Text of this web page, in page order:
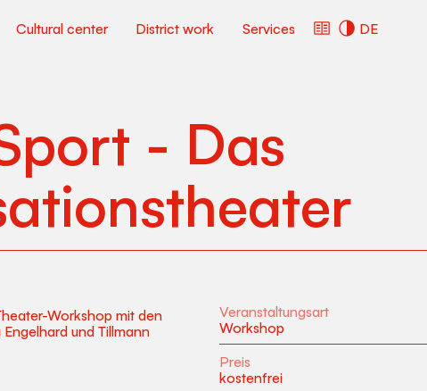
Cultural center District work Services DE
- Das
Workshop mit den
und Tillmann
Veranstaltungsart
Workshop
Preis
kostenfrei